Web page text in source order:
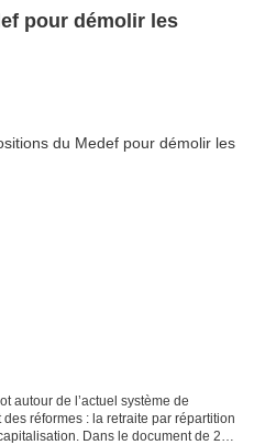
pour démolir les
autour de l’actuel système de
réformes : la retraite par répartition
Dans le document de 28